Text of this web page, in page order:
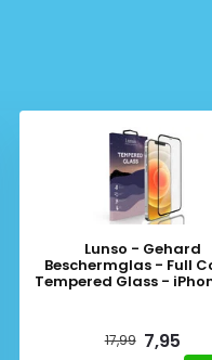
Lunso - Gehard
Beschermglas - Full
Tempered Glass -
17,99 7,95